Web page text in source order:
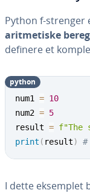
Python f-strenger
aritmetiske
definere et
num1 = 10
num2 = 5
result = f"The
print ( result)
python
I dette eksemplet